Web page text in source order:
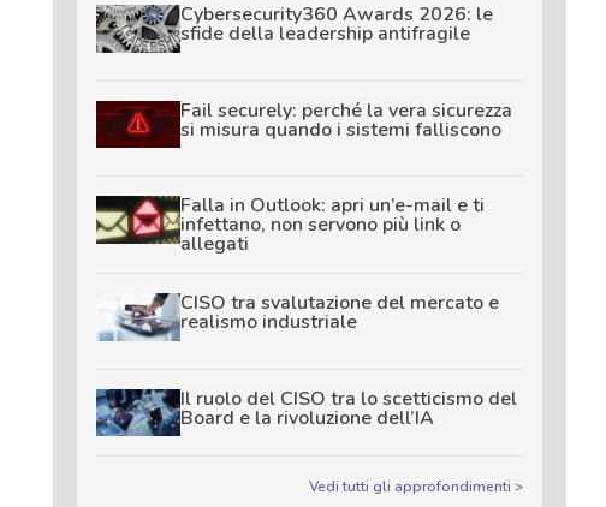
Cybersecurity360 Awards 2026: le
sfide della leadership antifragile
Fail securely: perché la vera sicurezza
si misura quando i sistemi falliscono
Falla in Outlook: apri un’e-mail e ti
infettano, non servono più link o
allegati
CISO tra svalutazione del mercato e
realismo industriale
Il ruolo del CISO tra lo scetticismo del
Board e la rivoluzione dell’IA
Vedi tutti gli approfondimenti >